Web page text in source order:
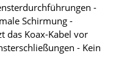
-
Schirmung -
das Koax-Kabel vor
- Kein